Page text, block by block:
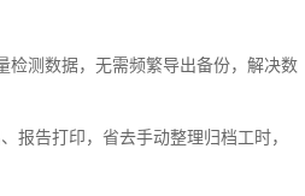
检测数据，无需频繁导出备份，解决数
报告打印，省去手动整理归档工时，